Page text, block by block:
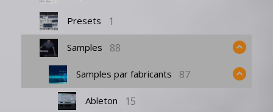
Presets 1
Samples 88
Samples par fabricants 87
Ableton 15